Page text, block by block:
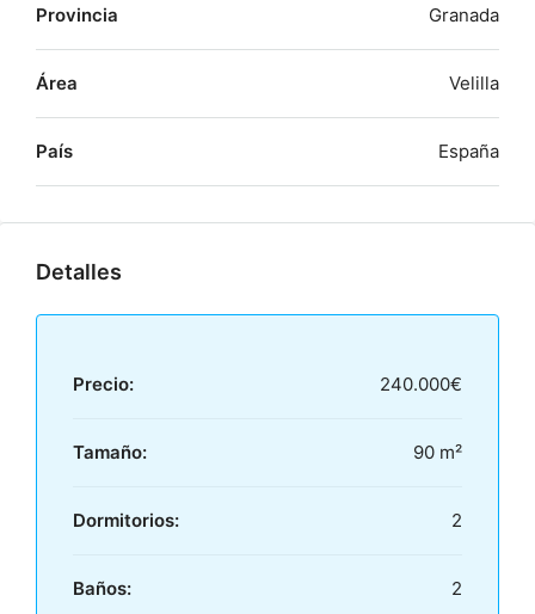
Provincia Granada
Área Velilla
País España
Detalles
Precio: 240.000€
Tamaño: 90 m²
Dormitorios: 2
Baños: 2